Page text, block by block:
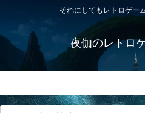
それにしてもレトロゲー
夜伽のレトロ